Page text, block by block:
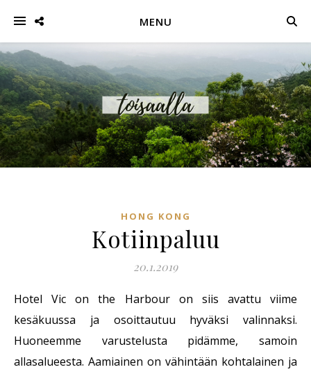
MENU
HONG KONG
Kotiinpaluu
20.1.2019
Hotel Vic on the Harbour on siis avattu viime
kesäkuussa ja osoittautuu hyväksi valinnaksi.
Huoneemme varustelusta pidämme, samoin
allasalueesta. Aamiainen on vähintään kohtalainen ja